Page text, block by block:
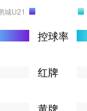
城U21
控球率
红牌